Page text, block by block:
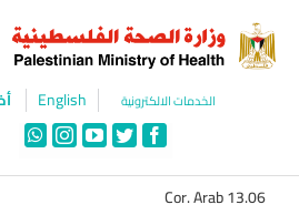
content
الخدمات الالكترونية English
Facebook
Twitter
YouTube
Instagram
Cor. Arab 13.06